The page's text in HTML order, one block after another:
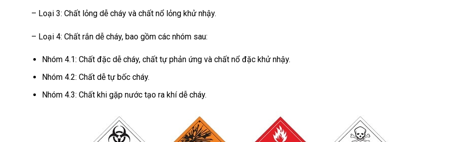
– Loại 3: Chất lỏng dễ cháy và chất nổ lỏng khử nhậy.
– Loại 4: Chất rắn dễ cháy, bao gồm các nhóm sau:
Nhóm 4.1: Chất đặc dễ cháy, chất tự phản ứng và chất nổ đặc khử nhậy.
Nhóm 4.2: Chất dễ tự bốc cháy.
Nhóm 4.3: Chất khi gặp nước tạo ra khí dễ cháy.